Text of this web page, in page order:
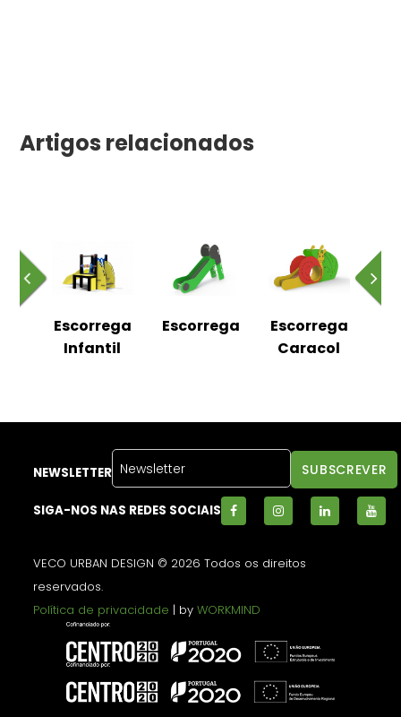
Artigos relacionados
Escorrega
Infantil
Escorrega
Escorrega
Caracol
NEWSLETTER
SIGA-NOS NAS REDES SOCIAIS
VECO URBAN DESIGN © 2026 Todos os direitos
reservados.
Política de privacidade | byWORKMIND